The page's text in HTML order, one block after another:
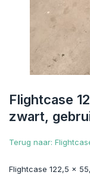
Flightcase
zwart,
Terug naar:
Flightcase 122,5 x